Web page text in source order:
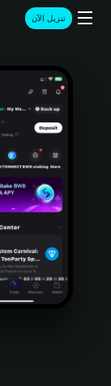
تنزيل الآن